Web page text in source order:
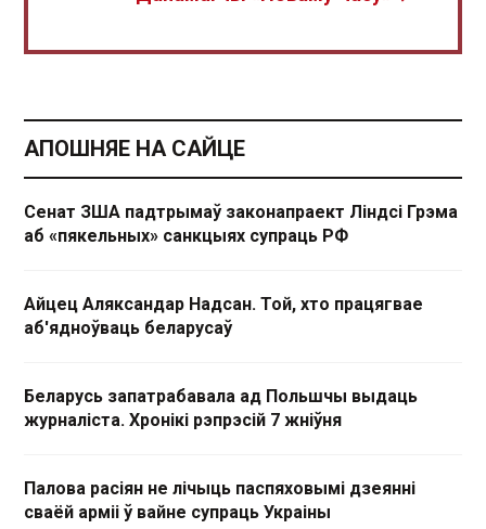
АПОШНЯЕ НА САЙЦЕ
Сенат ЗША падтрымаў законапраект Ліндсі Грэма
аб «пякельных» санкцыях супраць РФ
Айцец Аляксандар Надсан. Той, хто працягвае
аб'ядноўваць беларусаў
Беларусь запатрабавала ад Польшчы выдаць
журналіста. Хронікі рэпрэсій 7 жніўня
Палова расіян не лічыць паспяховымі дзеянні
сваёй арміі ў вайне супраць Украіны